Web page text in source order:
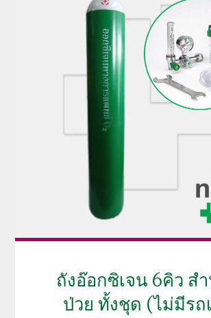
ถังอ๊อกซิเจน 6คิว ส
ป่วย ทั้งชุด (ไม่มีรถ